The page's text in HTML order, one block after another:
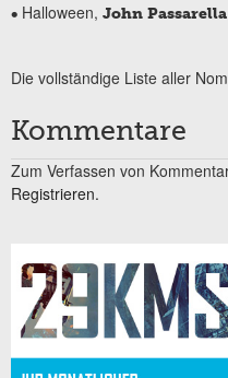
• Halloween, John Passarella
Die vollständige Liste aller
Kommentare
Zum Verfassen von
Registrieren.